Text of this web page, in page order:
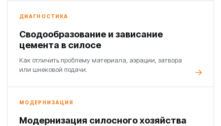
ДИАГНОСТИКА
Сводообразование и зависание
цемента в силосе
Как отличить проблему материала, аэрации, затвора
или шнековой подачи.
МОДЕРНИЗАЦИЯ
Модернизация силосного хозяйства